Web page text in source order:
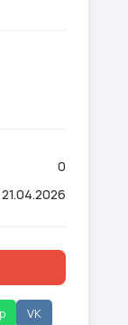
0
21.04.2026
VK